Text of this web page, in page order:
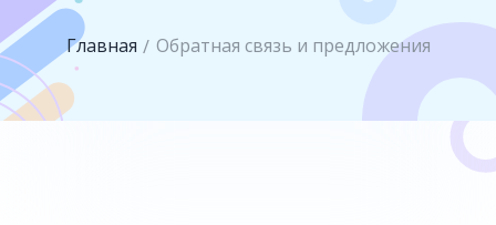
Главная Обратная связь и предложения